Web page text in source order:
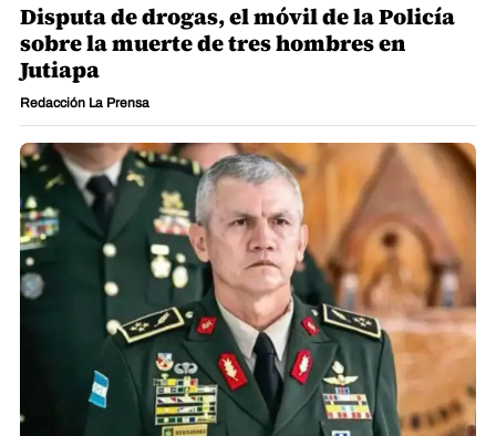
Disputa de drogas, el móvil de la Policía
sobre la muerte de tres hombres en
Jutiapa
Redacción La Prensa